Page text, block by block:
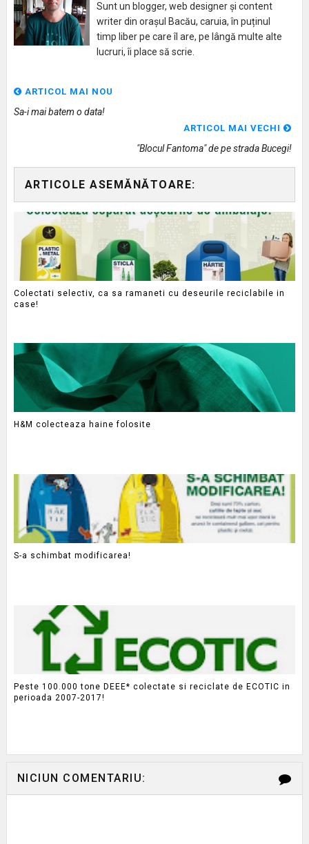
Sunt un blogger, web designer și content
writer din orașul Bacău, caruia, în puținul
timp liber pe care îl are, pe lângă multe alte
lucruri, îi place să scrie.
ARTICOL MAI NOU
Sa-i mai batem o data!
ARTICOL MAI VECHI
"Blocul Fantoma" de pe strada Bucegi!
ARTICOLE ASEMĂNĂTOARE:
Colectati selectiv, ca sa ramaneti cu deseurile reciclabile in
case!
H&M colecteaza haine folosite
S-a schimbat modificarea!
Peste 100.000 tone DEEE* colectate si reciclate de ECOTIC in
perioada 2007-2017!
NICIUN COMENTARIU: